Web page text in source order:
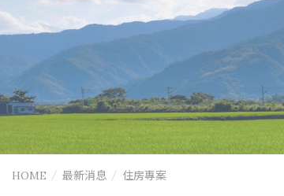
HOME 最新消息 住房專案